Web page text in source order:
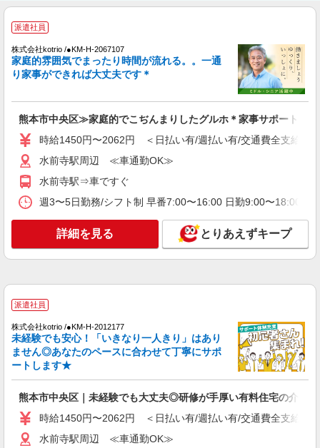
幅は経験・能力による
（規定あり）
キープ 詳細を見る
派遣社員
株式会社kotrio /●KM-H-2086481
＜熊本市中央区＞デイサービスSTAFF募集≪
週3勤務≫≪夕方退社≫
時給1450円〜2062円 ＜日払い有/週払い有/交
通費全支給(ガソリン代含む)＞
水前寺駅周辺 ≪車通勤OK≫
キープ 詳細を見る
アルバイト パート 派遣社員 紹介予定派遣
ス
時給1,300円〜1,400円 ★週払いOK（規定あ
り） ※給与幅は経験・能力による
熊本県熊本市中央区 【最寄駅】熊本市電「九
品寺交差点」駅 ★マイカー・バイク通勤もOK！
ら通いやすいエリアなど、お好きな勤務地をお選
び下さい！！
キープ 詳細を見る
アルバイト
日研トータルソーシング株式会社 メディカルケア事業部/熊本オフィ
派遣社員
株式会社kotrio /●KM-H-2067107
家庭的雰囲気でまったり時間が流れる。。一通
り家事ができれば大丈夫です＊
熊本市中央区≫家庭的でこぢんまりしたグルホ＊家事サポートなど
時給1450円〜2062円 ＜日払い有/週払い有/交通費全支給(ガ
水前寺駅周辺 ≪車通勤OK≫
水前寺駅⇒車ですぐ
週3〜5日勤務/シフト制 早番7:00〜16:00 日勤9:00〜18:00
詳細を見る とりあえずキープ
派遣社員
株式会社kotrio /●KM-H-2012177
未経験でも安心！「いきなり一人きり」はあり
ません◎あなたのペースに合わせて丁寧にサポ
ートします★
熊本市中央区｜未経験でも大丈夫◎研修が手厚い有料住宅の介護♪
時給1450円〜2062円 ＜日払い有/週払い有/交通費全支給(ガ
水前寺駅周辺 ≪車通勤OK≫